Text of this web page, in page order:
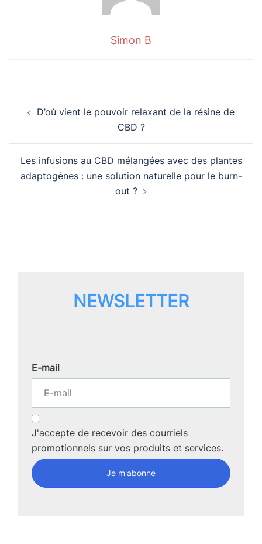
Simon B
D’où vient le pouvoir relaxant de la résine de
CBD ?
Les infusions au CBD mélangées avec des plantes
adaptogènes : une solution naturelle pour le burn-
out ?
NEWSLETTER
E-mail
J'accepte de recevoir des courriels
promotionnels sur vos produits et services.